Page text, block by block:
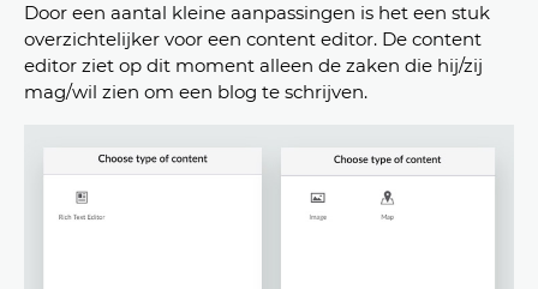
Door een aantal kleine aanpassingen is het een stuk
overzichtelijker voor een content editor. De content
editor ziet op dit moment alleen de zaken die hij/zij
mag/wil zien om een blog te schrijven.